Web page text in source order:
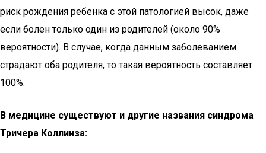
риск рождения ребенка с этой патологией высок, даже
если болен только один из родителей (около 90%
вероятности). В случае, когда данным заболеванием
страдают оба родителя, то такая вероятность составляет
100%.
В медицине существуют и другие названия синдрома
Тричера Коллинза: